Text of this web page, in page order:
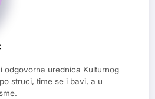
odgovorna urednica Kulturnog
struci, time se i bavi, a u